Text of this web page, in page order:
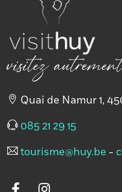
visitez autrement
Quai de Namur 1,
085 21 29 15
tourisme@huy.be